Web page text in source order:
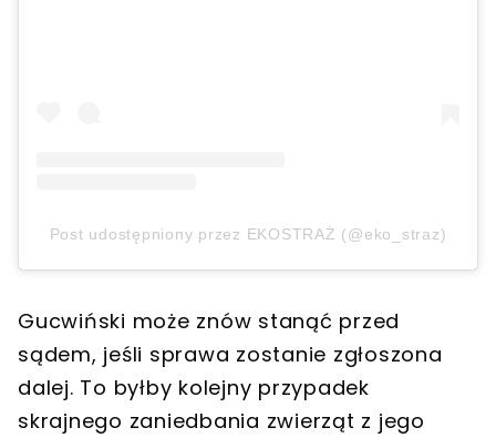
Post udostępniony przez EKOSTRAŻ (@eko_straz)
Gucwiński może znów stanąć przed
sądem, jeśli sprawa zostanie zgłoszona
dalej. To byłby kolejny przypadek
skrajnego zaniedbania zwierząt z jego